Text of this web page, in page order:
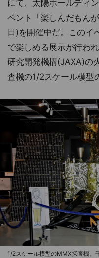
にて、太陽ホールディ
ベント「楽しんだもん
日)を開催中だ。このイ
で楽しめる展示が行わ
研究開発機構(JAXA)の
査機の1/2スケール模型
1/2スケール模型のMMX探査機。